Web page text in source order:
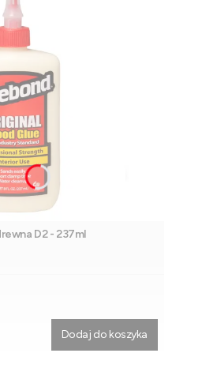
D2 - 237ml
Dodaj do koszyka